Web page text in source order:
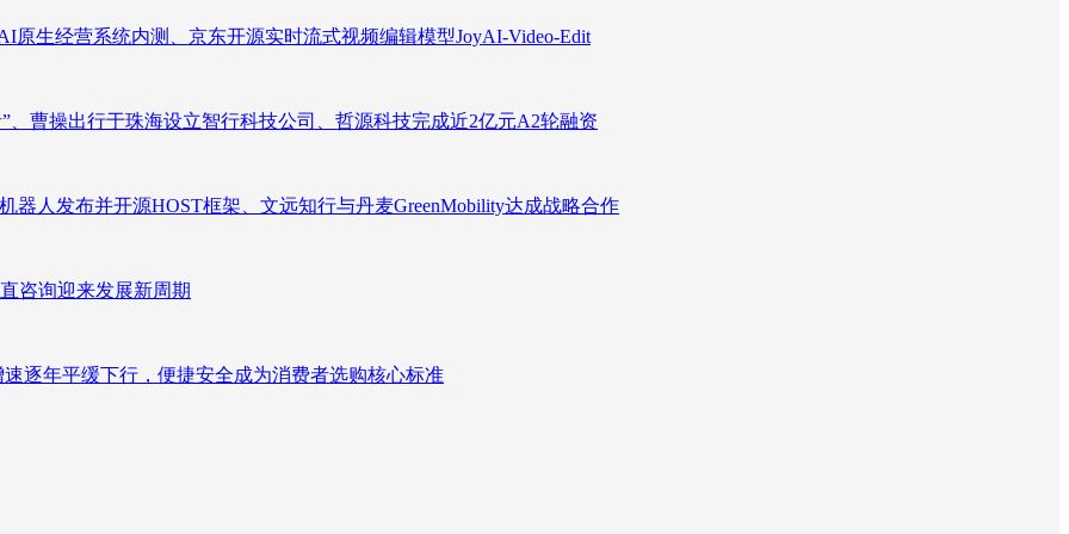
生经营系统内测、京东开源实时流式视频编辑模型JoyAI-Video-Edit
曹操出行于珠海设立智行科技公司、哲源科技完成近2亿元A2轮融资
器人发布并开源HOST框架、文远知行与丹麦GreenMobility达成战略合作
咨询迎来发展新周期
逐年平缓下行，便捷安全成为消费者选购核心标准